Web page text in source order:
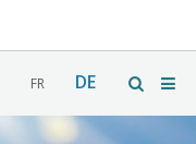
FR DE